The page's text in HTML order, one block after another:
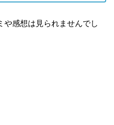
や感想は見られませんでし